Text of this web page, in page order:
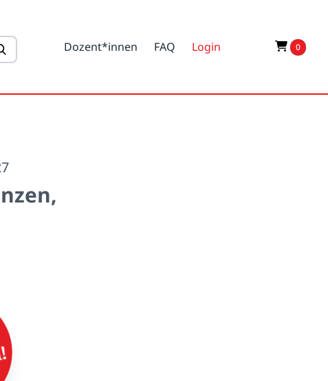
Dozent*innen FAQ Login 0